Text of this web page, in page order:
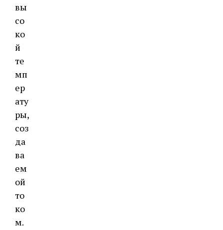
вы
со
ко
й
те
мп
ер
ату
ры,
соз
да
ва
ем
ой
то
ко
м.